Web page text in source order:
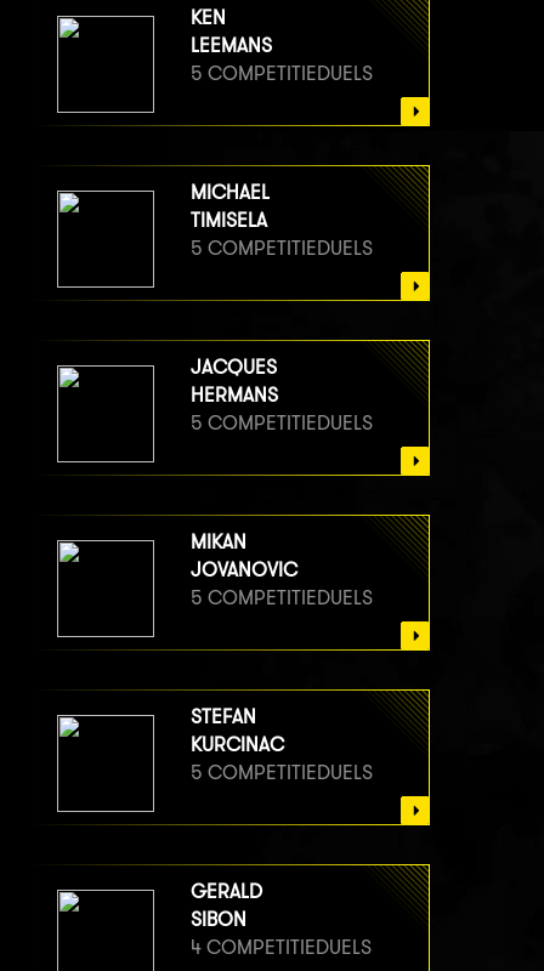
KEN
LEEMANS
5 COMPETITIEDUELS
MICHAEL
TIMISELA
5 COMPETITIEDUELS
JACQUES
HERMANS
5 COMPETITIEDUELS
MIKAN
JOVANOVIC
5 COMPETITIEDUELS
STEFAN
KURCINAC
5 COMPETITIEDUELS
GERALD
SIBON
4 COMPETITIEDUELS